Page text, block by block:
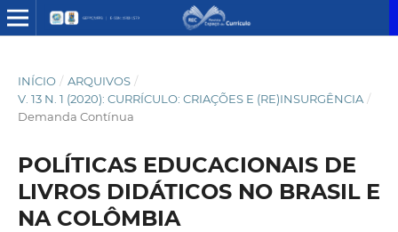
INÍCIO / ARQUIVOS /
V. 13 N. 1 (2020): CURRÍCULO: CRIAÇÕES E (RE)INSURGÊNCIA /
Demanda Contínua
POLÍTICAS EDUCACIONAIS DE
LIVROS DIDÁTICOS NO BRASIL E
NA COLÔMBIA